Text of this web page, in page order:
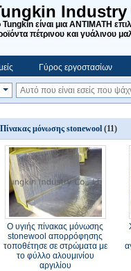
Industry
Tungkin είναι μια ΑΝΤΙΜΑΤΗ
πέτρινου και γυάλινου
Γύρος εργοστασίων
Πίνακας μόνωσης stonewool (11)
Ο υγιής πίνακας μόνωσης
stonewool απορρόφησης
τοποθέτησε σε στρώματα με
το φύλλο αλουμινίου
αργιλίου